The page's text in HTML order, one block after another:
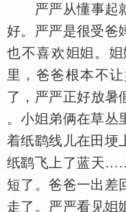
严严从懂事起
好。严严是很受爸
也不喜欢
。
里，爸爸根本不
了，严严正好放暑
。小
弟俩在草丛
着纸鹞线儿在田埂
纸鹞飞上了蓝天
短了。爸爸一出差
走了。严严看见